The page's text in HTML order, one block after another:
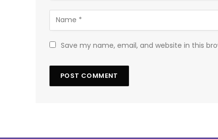
Save my name, email, and website in this